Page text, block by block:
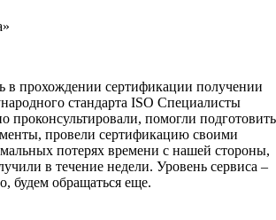
в прохождении сертификации получении
стандарта ISO Специалисты
проконсультировали, помогли подготовить
провели сертификацию своими
потерях времени с нашей стороны,
в течение недели. Уровень сервиса –
будем обращаться еще.